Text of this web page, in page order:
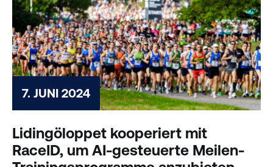
7. JUNI 2024
Lidingöloppet kooperiert mit
RaceID, um AI-gesteuerte Meilen-